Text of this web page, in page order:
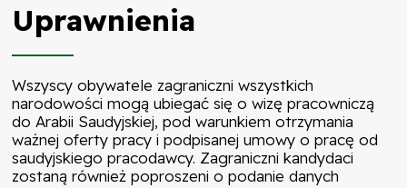
Uprawnienia
Wszyscy obywatele zagraniczni wszystkich
narodowości mogą ubiegać się o wizę pracowniczą
do Arabii Saudyjskiej, pod warunkiem otrzymania
ważnej oferty pracy i podpisanej umowy o pracę od
saudyjskiego pracodawcy. Zagraniczni kandydaci
zostaną również poproszeni o podanie danych